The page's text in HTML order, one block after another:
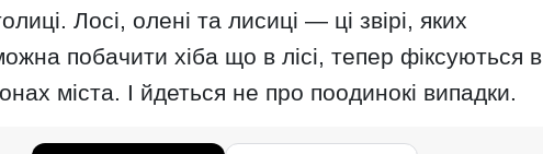
Лосі, олені та лисиці — ці звірі, яких
побачити хіба що в лісі, тепер фіксуються в
міста. І йдеться не про поодинокі випадки.